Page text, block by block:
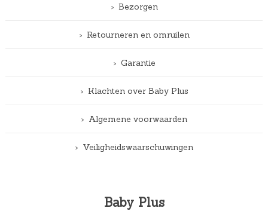
Bezorgen
Retourneren en omruilen
Garantie
Klachten over Baby Plus
Algemene voorwaarden
Veiligheidswaarschuwingen
Baby Plus